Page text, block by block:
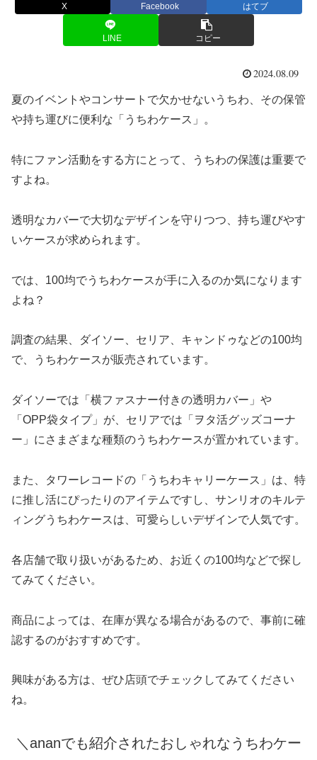
X Facebook はてブ
LINE コピー
2024.08.09
夏のイベントやコンサートで欠かせないうちわ、その保管
や持ち運びに便利な「うちわケース」。
特にファン活動をする方にとって、うちわの保護は重要で
すよね。
透明なカバーで大切なデザインを守りつつ、持ち運びやす
いケースが求められます。
では、100均でうちわケースが手に入るのか気になります
よね？
調査の結果、ダイソー、セリア、キャンドゥなどの100均
で、うちわケースが販売されています。
ダイソーでは「横ファスナー付きの透明カバー」や
「OPP袋タイプ」が、セリアでは「ヲタ活グッズコーナ
ー」にさまざまな種類のうちわケースが置かれています。
また、タワーレコードの「うちわキャリーケース」は、特
に推し活にぴったりのアイテムですし、サンリオのキルテ
ィングうちわケースは、可愛らしいデザインで人気です。
各店舗で取り扱いがあるため、お近くの100均などで探し
てみてください。
商品によっては、在庫が異なる場合があるので、事前に確
認するのがおすすめです。
興味がある方は、ぜひ店頭でチェックしてみてください
ね。
＼ananでも紹介されたおしゃれなうちわケー